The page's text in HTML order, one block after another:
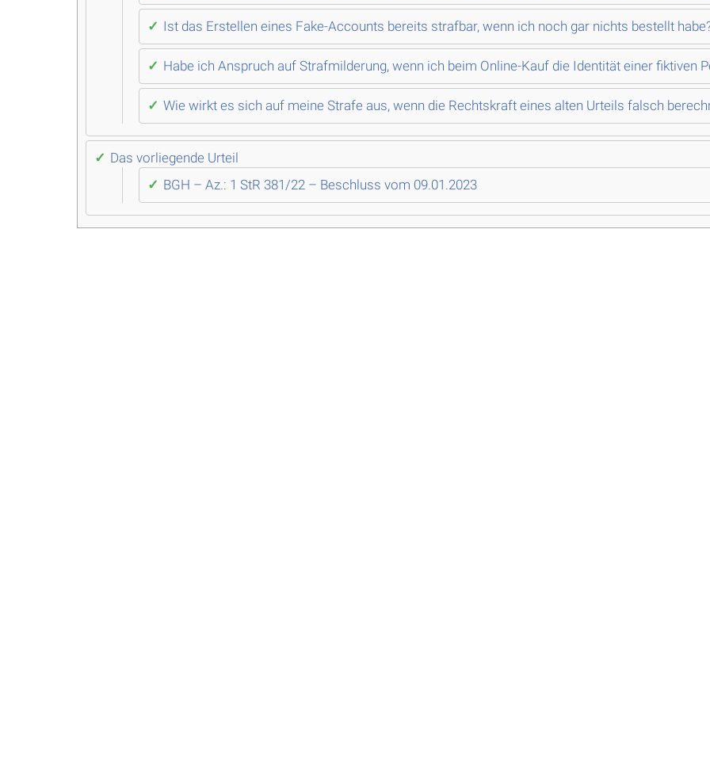
Ist das Erstellen eines Fake-Accounts bereits strafbar, wenn ich noch gar nichts bestellt
Habe ich Anspruch auf Strafmilderung, wenn ich beim Online-Kauf die Identität einer fiktiven
Wie wirkt es sich auf meine Strafe aus, wenn die Rechtskraft eines alten Urteils falsch
Das vorliegende Urteil
BGH – Az.: 1 StR 381/22 – Beschluss vom 09.01.2023